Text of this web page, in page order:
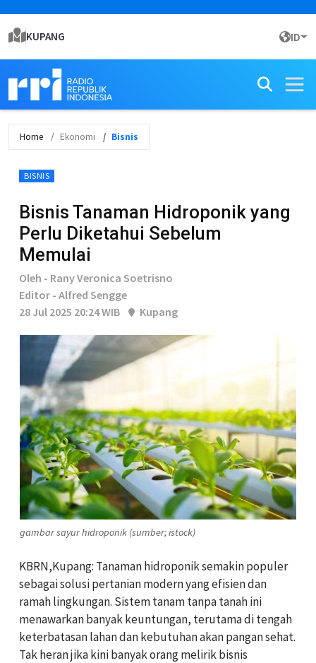
KUPANG ID
Home Ekonomi Bisnis
BISNIS
Bisnis Tanaman Hidroponik yang
Perlu Diketahui Sebelum
Memulai
Oleh - Rany Veronica Soetrisno
Editor - Alfred Sengge
28 Jul 2025 20:24 WIB
Kupang
gambar sayur hidroponik (sumber; istock)
KBRN,Kupang: Tanaman hidroponik semakin populer
sebagai solusi pertanian modern yang efisien dan
ramah lingkungan. Sistem tanam tanpa tanah ini
menawarkan banyak keuntungan, terutama di tengah
keterbatasan lahan dan kebutuhan akan pangan sehat.
Tak heran jika kini banyak orang melirik bisnis